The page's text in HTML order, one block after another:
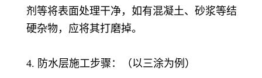
剂等将表面处理干净，如有混凝土、砂浆等结
硬杂物，应将其打磨掉。
4. 防水层施工步骤：（以三涂为例）